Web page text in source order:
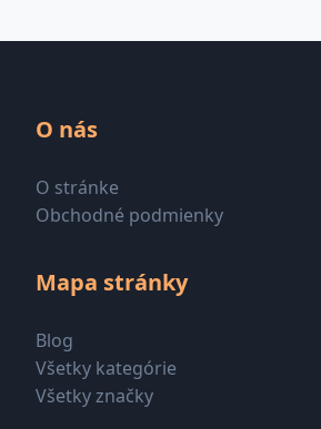
O nás
O stránke
Obchodné podmienky
Mapa stránky
Blog
Všetky kategórie
Všetky značky